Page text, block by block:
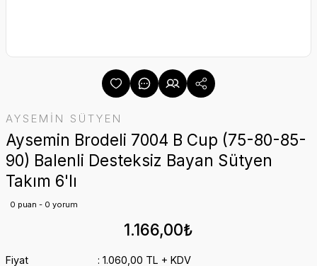
AYSEMİN SÜTYEN
Aysemin Brodeli 7004 B Cup (75-80-85-
90) Balenli Desteksiz Bayan Sütyen
Takım 6'lı
0 puan - 0 yorum
1.166,00₺
Fiyat
1.060,00 TL + KDV